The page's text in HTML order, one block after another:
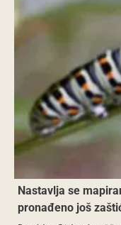
Nastavlja se
pronađeno još